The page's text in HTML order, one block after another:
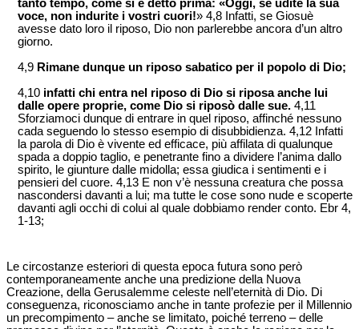
tanto tempo, come si è detto prima: «Oggi, se udite la sua
voce, non indurite i vostri cuori!» 4,8 Infatti, se Giosuè
avesse dato loro il riposo, Dio non parlerebbe ancora d’un altro
giorno.
4,9 Rimane dunque un riposo sabatico per il popolo di Dio;
4,10 infatti chi entra nel riposo di Dio si riposa anche lui
dalle opere proprie, come Dio si riposò dalle sue. 4,11
Sforziamoci dunque di entrare in quel riposo, affinché nessuno
cada seguendo lo stesso esempio di disubbidienza. 4,12 Infatti
la parola di Dio è vivente ed efficace, più affilata di qualunque
spada a doppio taglio, e penetrante fino a dividere l’anima dallo
spirito, le giunture dalle midolla; essa giudica i sentimenti e i
pensieri del cuore. 4,13 E non v’è nessuna creatura che possa
nascondersi davanti a lui; ma tutte le cose sono nude e scoperte
davanti agli occhi di colui al quale dobbiamo render conto. Ebr 4,
1-13;
Le circostanze esteriori di questa epoca futura sono però
contemporaneamente anche una predizione della Nuova
Creazione, della Gerusalemme celeste nell’eternità di Dio. Di
conseguenza, riconosciamo anche in tante profezie per il Millennio
un precompimento – anche se limitato, poiché terreno – delle